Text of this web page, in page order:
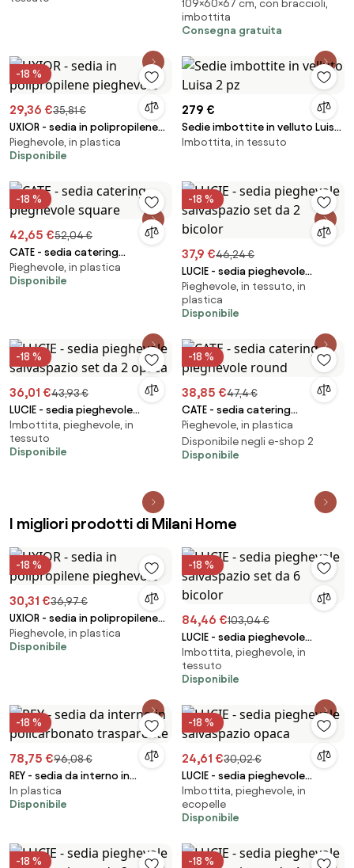
Panna e legno di faggio -
Molisana
109×60×67 cm, con braccioli,
imbottita
Consegna gratuita
-18 %
29,36 €35,81 €
UXIOR - sedia in polipropilene
pieghevole
Pieghevole, in plastica
Disponibile
279 €
Sedie imbottite in velluto Luisa
2 pz
Imbottita, in tessuto
-18 %
42,65 €52,04 €
CATE - sedia catering
pieghevole square
Pieghevole, in plastica
Disponibile
-18 %
37,9 €46,24 €
LUCIE - sedia pieghevole
salvaspazio set da 2 bicolor
Pieghevole, in tessuto, in
plastica
Disponibile
-18 %
36,01 €43,93 €
LUCIE - sedia pieghevole
salvaspazio set da 2 opaca
Imbottita, pieghevole, in
tessuto
Disponibile
-18 %
38,85 €47,4 €
CATE - sedia catering
pieghevole round
Pieghevole, in plastica
Disponibile negli e-shop 2
Disponibile
I migliori prodotti di Milani Home
-18 %
30,31 €36,97 €
UXIOR - sedia in polipropilene
pieghevole
Pieghevole, in plastica
Disponibile
-18 %
84,46 €103,04 €
LUCIE - sedia pieghevole
salvaspazio set da 6 bicolor
Imbottita, pieghevole, in
tessuto
Disponibile
-18 %
78,75 €96,08 €
REY - sedia da interno in
policarbonato trasparente
In plastica
Disponibile
-18 %
24,61 €30,02 €
LUCIE - sedia pieghevole
salvaspazio opaca
Imbottita, pieghevole, in
ecopelle
Disponibile
-18 % -18 %